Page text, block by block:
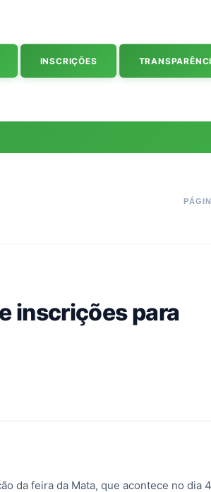
INSCRIÇÕES
inscrições para
da feira da Mata, que acontece no dia